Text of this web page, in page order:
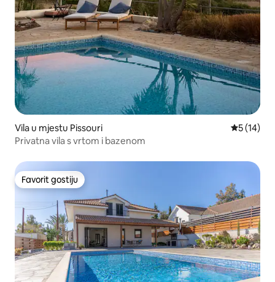
Vila u mjestu Pissouri Prosječna
5 (14)
Privatna vila s vrtom i bazenom
Favorit gostiju
Favorit gostiju